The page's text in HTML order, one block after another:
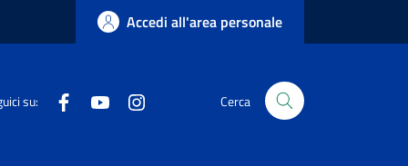
Accedi all'area personale
su: FacebookYoutube Cerca